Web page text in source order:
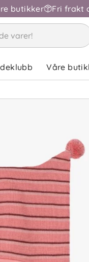
butikker Fri frakt
Våre